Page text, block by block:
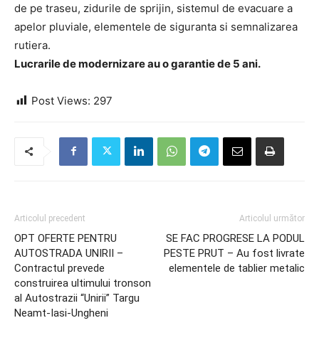
de pe traseu, zidurile de sprijin, sistemul de evacuare a
apelor pluviale, elementele de siguranta si semnalizarea
rutiera.
Lucrarile de modernizare au o garantie de 5 ani.
Post Views: 297
Articolul precedent
OPT OFERTE PENTRU
AUTOSTRADA UNIRII –
Contractul prevede
construirea ultimului tronson
al Autostrazii “Unirii” Targu
Neamt-Iasi-Ungheni
Articolul următor
SE FAC PROGRESE LA PODUL
PESTE PRUT – Au fost livrate
elementele de tablier metalic